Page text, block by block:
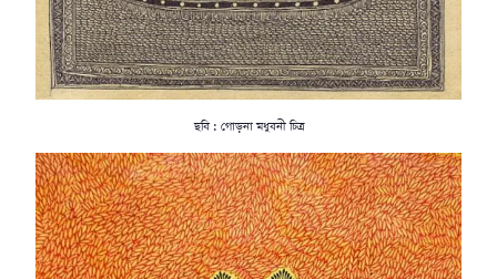
ছবি : গোড়না মধুবনী চিত্র